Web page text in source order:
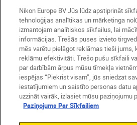
Latvija Nikon Sites
Contact Us Privacy Notice
Cookie Notice
Cookie Settings
© 2026 Nikon
Nikon Europe BV Jūs lūdz apstiprināt
tehnoloģijas analītikas un mārketinga
izmantojam analītiskos sīkfailus, lai
informācijas. Trešās puses izvieto
mēs varētu pielāgot reklāmas tieši jums,
reklāmu efektivitāti. Trešo pušu sīkfaili
par darbībām ārpus mūsu tīmekļa
iespējas “Piekrist visam”, jūs sniedzat
iestatījumiem un saistīto personas datu
uzzināt vairāk, izlasiet mūsu paziņojumu
Paziņojums Par Sīkfailiem